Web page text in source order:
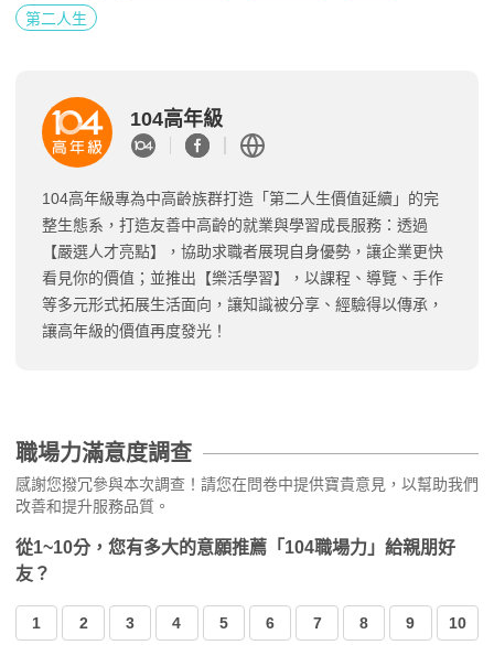
第二人生
104高年級
104高年級專為中高齡族群打造「第二人生價值延續」的完
整生態系，打造友善中高齡的就業與學習成長服務：透過
【嚴選人才亮點】，協助求職者展現自身優勢，讓企業更快
看見你的價值；並推出【樂活學習】，以課程、導覽、手作
等多元形式拓展生活面向，讓知識被分享、經驗得以傳承，
讓高年級的價值再度發光！
職場力滿意度調查
感謝您撥冗參與本次調查！請您在問卷中提供寶貴意見，以幫助我們
改善和提升服務品質。
從1~10分，您有多大的意願推薦「104職場力」給親朋好
友？
1 2 3 4 5 6 7 8 9 10